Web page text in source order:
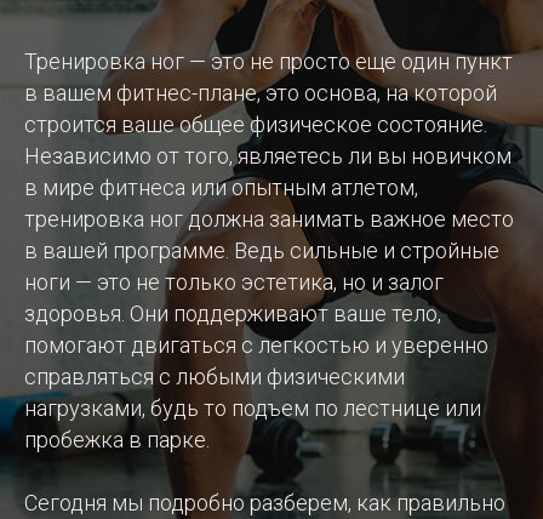
Тренировка ног — это не просто еще один пункт
в вашем фитнес-плане, это основа, на которой
строится ваше общее физическое состояние.
Независимо от того, являетесь ли вы новичком
в мире фитнеса или опытным атлетом,
тренировка ног должна занимать важное место
в вашей программе. Ведь сильные и стройные
ноги — это не только эстетика, но и залог
здоровья. Они поддерживают ваше тело,
помогают двигаться с легкостью и уверенно
справляться с любыми физическими
нагрузками, будь то подъем по лестнице или
пробежка в парке.
Сегодня мы подробно разберем, как правильно